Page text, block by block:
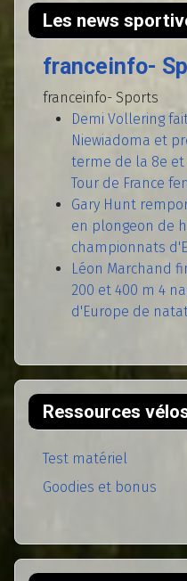
Les news
franceinfo-
franceinfo- Sports
Demi Vollering
Niewiadoma et
terme de la 8e
Tour de France
Gary Hunt
en plongeon de
championnats
Léon Marchand
200 et 400 m 4
d'Europe de
Ressources
Test matériel
Goodies et bonus